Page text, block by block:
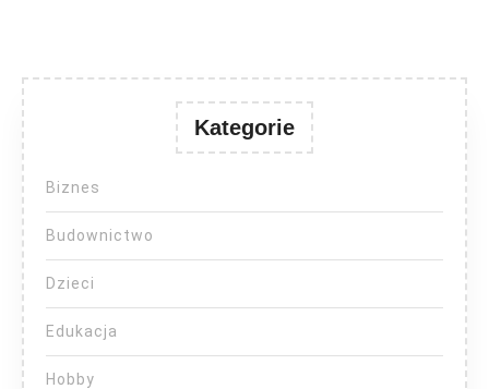
Kategorie
Biznes
Budownictwo
Dzieci
Edukacja
Hobby